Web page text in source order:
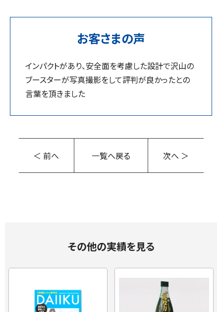
お客さまの声
インパクトがあり、安全面を考慮した設計で沢山の
ブースターが写真撮影をして評判が良かったとの
言葉を頂きました
＜ 前へ 一覧へ戻る 次へ ＞
その他の実績を見る